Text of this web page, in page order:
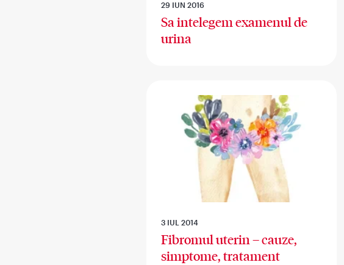
29 IUN 2016
Sa intelegem examenul de
urina
3 IUL 2014
Fibromul uterin – cauze,
simptome, tratament